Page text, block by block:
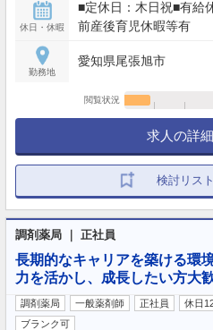
休日・休暇
■定休日：木日祝■有給
前産後育児休暇等有
勤務地
愛知県尾張旭市
閲覧状況
求人の詳
検討リス
調剤薬局 ｜ 正社員
長期的なキャリアを築ける環
力を活かし、成長したい方大
調剤薬局 一般薬剤師 正社員 休日
ブランク可